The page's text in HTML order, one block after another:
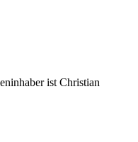
ist Christian